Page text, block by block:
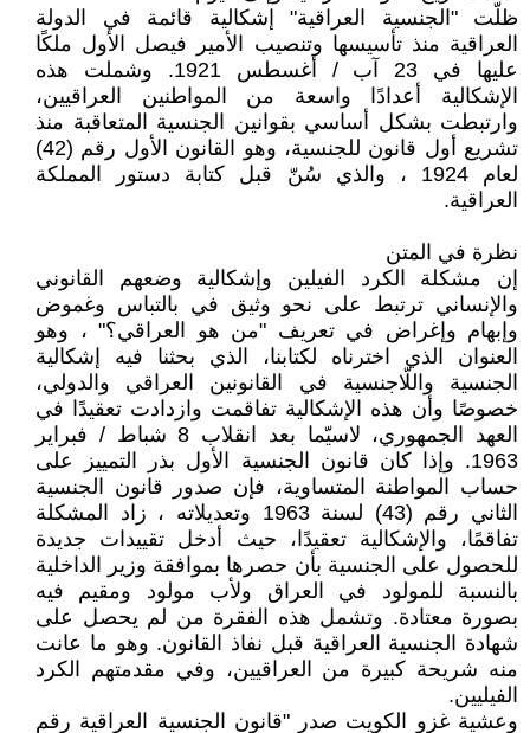
ظلّت "الجنسية العراقية" إشكالية قائمة في الدولة
العراقية منذ تأسيسها وتنصيب الأمير فيصل الأول ملكًا
عليها في 23 آب / أغسطس 1921. وشملت هذه
الإشكالية أعدادًا واسعة من المواطنين العراقيين،
وارتبطت بشكل أساسي بقوانين الجنسية المتعاقبة منذ
تشريع أول قانون للجنسية، وهو القانون الأول رقم (42)
لعام 1924 ، والذي سُنّ قبل كتابة دستور المملكة
العراقية.
نظرة في المتن
إن مشكلة الكرد الفيلين وإشكالية وضعهم القانوني
والإنساني ترتبط على نحو وثيق في بالتباس وغموض
وإبهام وإغراض في تعريف "من هو العراقي؟" ، وهو
العنوان الذي اخترناه لكتابنا، الذي بحثنا فيه إشكالية
الجنسية واللّاجنسية في القانونين العراقي والدولي،
خصوصًا وأن هذه الإشكالية تفاقمت وازدادت تعقيدًا في
العهد الجمهوري، لاسيّما بعد انقلاب 8 شباط / فبراير
1963. وإذا كان قانون الجنسية الأول بذر التمييز على
حساب المواطنة المتساوية، فإن صدور قانون الجنسية
الثاني رقم (43) لسنة 1963 وتعديلاته ، زاد المشكلة
تفاقمًا، والإشكالية تعقيدًا، حيث أدخل تقييدات جديدة
للحصول على الجنسية بأن حصرها بموافقة وزير الداخلية
بالنسبة للمولود في العراق ولأب مولود ومقيم فيه
بصورة معتادة. وتشمل هذه الفقرة من لم يحصل على
شهادة الجنسية العراقية قبل نفاذ القانون. وهو ما عانت
منه شريحة كبيرة من العراقيين، وفي مقدمتهم الكرد
الفيليين.
وعشية غزو الكويت صدر "قانون الجنسية العراقية رقم